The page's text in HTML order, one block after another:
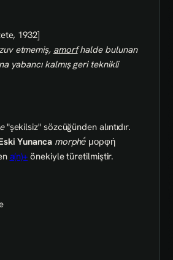
1932]
etmemiş, amorfhalde bulunan
yabancı kalmış geri teknikli
"şekilsiz" sözcüğünden alıntıdır.
Yunanca morphḗ μορφή
a(n)+ önekiyle türetilmiştir.